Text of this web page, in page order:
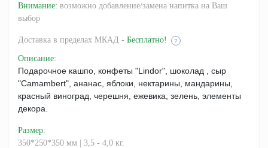
Внимание: возможно добавление/замена напитка на Ваш
выбор
Доставка в пределах МКАД - Бесплатно! ?
Описание:
Подарочное кашпо, конфеты "Lindor", шоколад , сыр
"Camambert", ананас, яблоки, нектарины, мандарины,
красный виноград, черешня, ежевика, зелень, элементы
декора.
Размер:
350*250*350 мм | 3,5 - 4,0 кг.